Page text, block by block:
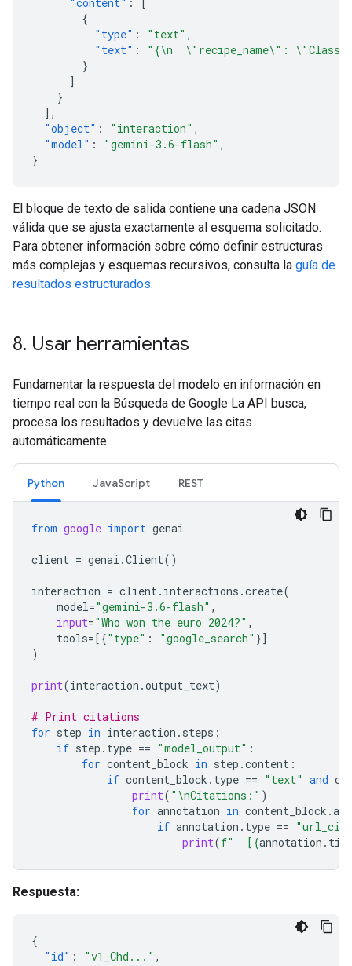
{
"type" : "text" ,
"text" :
"{\n  \"recipe_name\":
}
]
}
],
"object" : "interaction" ,
"model" : "gemini-3.6-flash" ,
}
El bloque de texto de salida contiene una cadena JSON
válida que se ajusta exactamente al esquema solicitado.
Para obtener información sobre cómo definir estructuras
más complejas y esquemas recursivos, consulta la guía de
resultados estructurados.
8. Usar herramientas
Fundamentar la respuesta del modelo en información en
tiempo real con la Búsqueda de Google La API busca,
procesa los resultados y devuelve las citas
automáticamente.
Python JavaScript REST
from google import genai
client = genai .Client()
interaction = client. interactions .create(
model="gemini-3.6-flash" ,
input="Who won the euro 2024?" ,
tools=[{"type" : "google_search" }]
)
print(interaction .output_text)
# Print citations
for step in interaction . steps :
if step . type == "model_output" :
for content_block in step .content :
if content_block . type == "text" and
print( " \nCitations:" )
for annotation in content_block .
if annotation . type ==
print(f"  [{annotation .
Respuesta:
{
"id" : "v1_Chd..." ,